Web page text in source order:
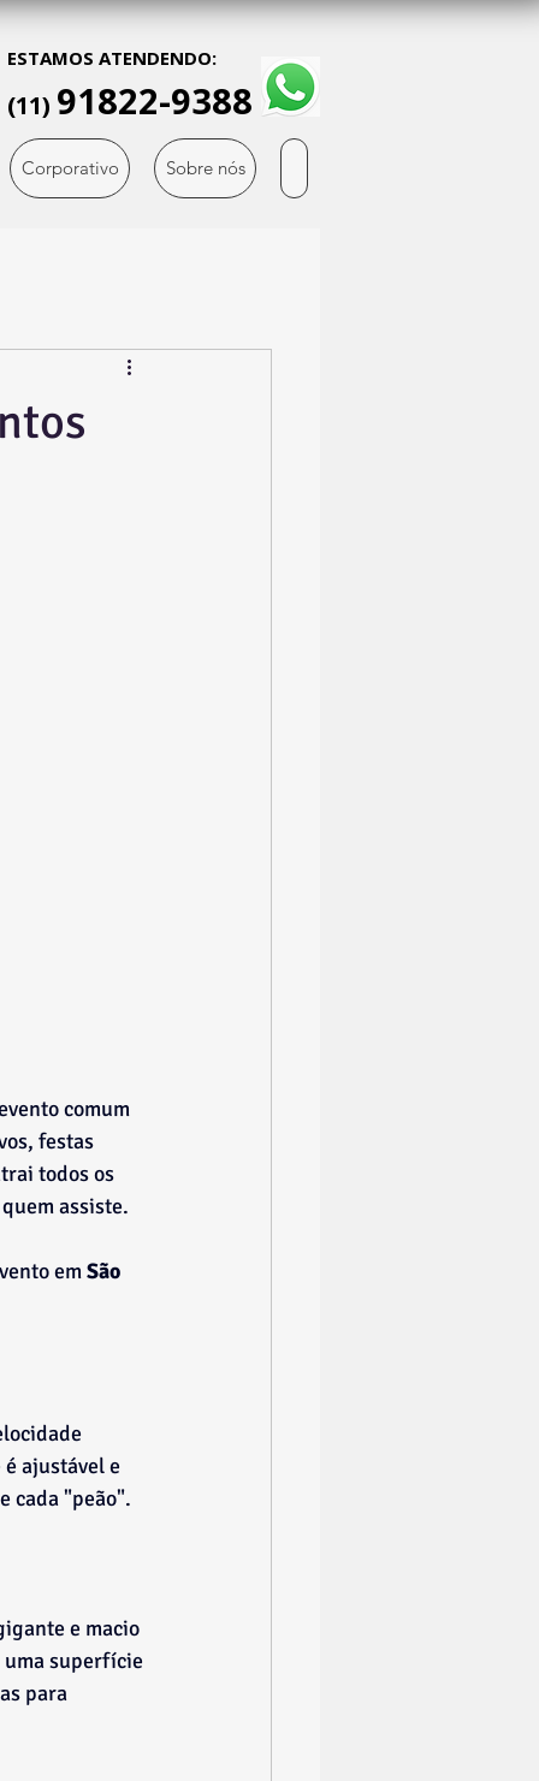
ESTAMOS ATENDENDO:
(11) 91822-9388
Corporativo Sobre nós
comum
festas
todos os
assiste.
em São
ajustável e
cada "peão".
e macio
uma superfície
para